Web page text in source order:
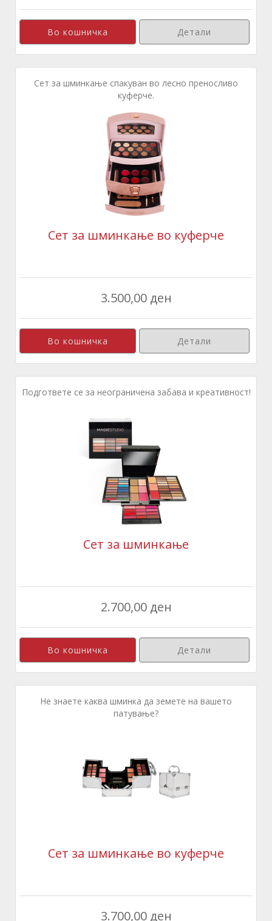
Детали
Сет за шминкање спакуван во лесно преносливо
куферче.
Сет за шминкање во куферче
3.500,00 ден
Детали
Подгответе се за неограничена забава и креативност!
Сет за шминкање
2.700,00 ден
Детали
Не знаете каква шминка да земете на вашето
патување?
Сет за шминкање во куферче
3.700,00 ден